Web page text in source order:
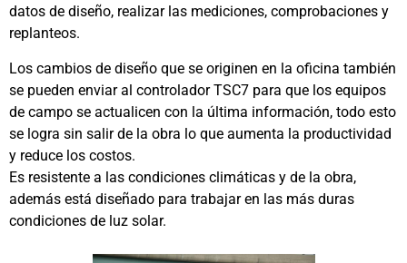
datos de diseño, realizar las mediciones, comprobaciones y
replanteos.
Los cambios de diseño que se originen en la oficina también
se pueden enviar al controlador TSC7 para que los equipos
de campo se actualicen con la última información, todo esto
se logra sin salir de la obra lo que aumenta la productividad
y reduce los costos.
Es resistente a las condiciones climáticas y de la obra,
además está diseñado para trabajar en las más duras
condiciones de luz solar.